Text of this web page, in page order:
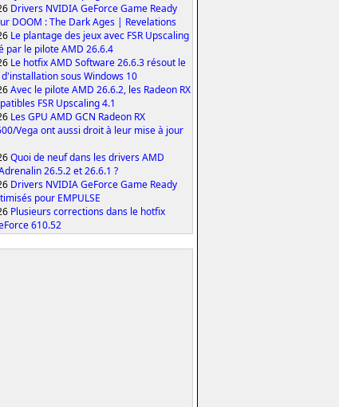
Drivers NVIDIA GeForce Game Ready
DOOM : The Dark Ages | Revelations
Le plantage des jeux avec FSR Upscaling
par le pilote AMD 26.6.4
Le hotfix AMD Software 26.6.3 résout le
sous Windows 10
Avec le pilote AMD 26.6.2, les Radeon RX
FSR Upscaling 4.1
Les GPU AMD GCN Radeon RX
Vega ont aussi droit à leur mise à jour
Quoi de neuf dans les drivers AMD
26.5.2 et 26.6.1 ?
Drivers NVIDIA GeForce Game Ready
pour EMPULSE
Plusieurs corrections dans le hotfix
610.52